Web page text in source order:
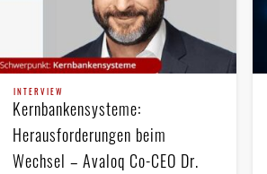
INTERVIEW
Kernbankensysteme:
Herausforderungen beim
Wechsel – Avaloq Co-CEO Dr.